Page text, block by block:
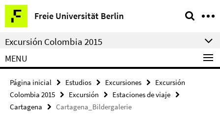
Springe
direkt
zu
Inhalt
Freie Universität Berlin
Herramientas
de
navegación
Excursión Colombia 2015
MENU
Página inicial Estudios Excursiones
Excursión
Colombia 2015
Excursión
Estaciones de viaje
Cartagena
Cartagena_Bildergalerie